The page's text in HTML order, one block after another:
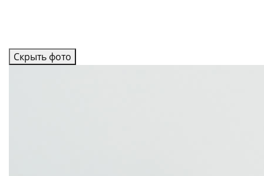
Скрыть фото